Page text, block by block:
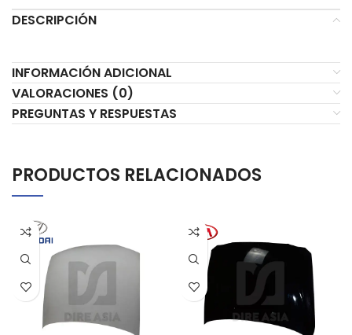
DESCRIPCIÓN
INFORMACIÓN ADICIONAL
VALORACIONES (0)
PREGUNTAS Y RESPUESTAS
PRODUCTOS RELACIONADOS